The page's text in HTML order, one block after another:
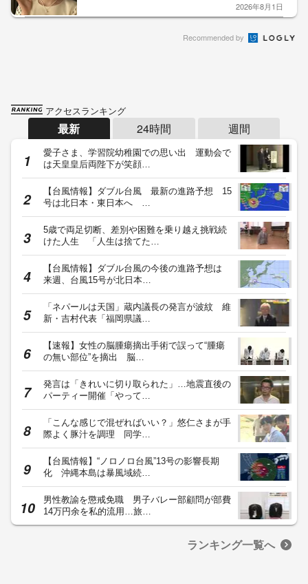
2026年8月1日
Recommended by
アクセスランキング
最新 24時間 週間
愛子さま、学習院幼稚園での思い出 運動会で
は天皇皇后両陛下が笑顔…
【台風情報】ダブル台風 最新の進路予想 15
号は北日本・東日本へ …
5歳で両足切断、差別や困難を乗り越え挑戦続
けた人生 「人生は捨てた…
【台風情報】ダブル台風の今後の進路予想は
来週、台風15号が北日本…
「ネパールは天国」蔵内議長の発言が波紋 維
新・吉村代表「福岡県議…
【速報】女性の脳腫瘍摘出手術で誤って“腫瘍
の無い部位”を摘出 脳…
発言は「きれいに切り取られた」…地震直後の
パーティー開催「やって…
「こんな感じで混ぜればいい？」悠仁さまが手
際よく豚汁を調理 同学…
【台風情報】“ノロノロ台風”13号の影響長期
化 沖縄本島は暴風域続…
男性教諭を懲戒免職 男子バレー部顧問が部費
14万円余を私的流用…旅…
ランキング一覧へ